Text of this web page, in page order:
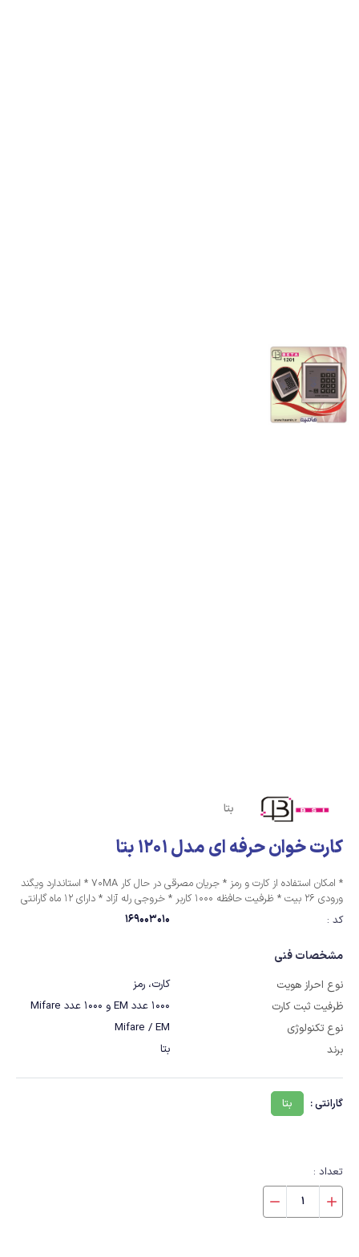
بتا
کارت خوان حرفه ای مدل 1201 بتا
* امکان استفاده از کارت و رمز * جریان مصرقی در حال کار 70MA * استاندارد ویگند
ورودی 26 بیت * ظرفیت حافظه 1000 کاربر * خروجی رله آزاد * دارای 12 ماه گارانتی
کد :
169003010
مشخصات فنی
نوع احراز هویت
کارت، رمز
ظرفیت ثبت کارت
1000 عدد EM و 1000 عدد Mifare
نوع تکنولوژی
Mifare / EM
برند
بتا
گارانتی : بتا
تعداد :